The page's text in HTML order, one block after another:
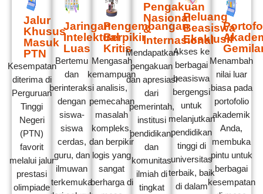
Jalur
Khusus
Masuk
PTN
Kesempatan
diterima di
Perguruan
Tinggi
Negeri
(PTN)
favorit
melalui jalur
prestasi
olimpiade
Jaringan
Intelektual
Luas
Bertemu
dan
berinteraksi
dengan
siswa-
siswa
cerdas,
guru, dan
ilmuwan
terkemuka
Pengembangan
Berpikir
Kritis
Mengasah
kemampuan
analisis,
pemecahan
masalah
kompleks,
dan berpikir
logis yang
sangat
berharga di
Pengakuan
Nasional
&
Internasional
Mendapatkan
pengakuan
dan apresiasi
dari
pemerintah,
institusi
pendidikan,
dan
komunitas
ilmiah di
tingkat
Peluang
Beasiswa
Eksklusif
Akses ke
berbagai
beasiswa
bergengsi
untuk
melanjutkan
pendidikan
tinggi di
universitas
terbaik, baik
di dalam
Menambah
nilai luar
biasa pada
portofolio
akademik
Anda,
membuka
pintu untuk
berbagai
kesempatan